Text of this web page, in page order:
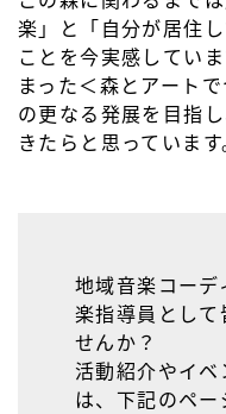
楽」と「自分が居住
ことを今実感してい
まった＜森とアート
の更なる発展を目指
きたらと思っています
地域音楽コー
楽指導員とし
せんか？
活動紹介やイ
は、下記のペ